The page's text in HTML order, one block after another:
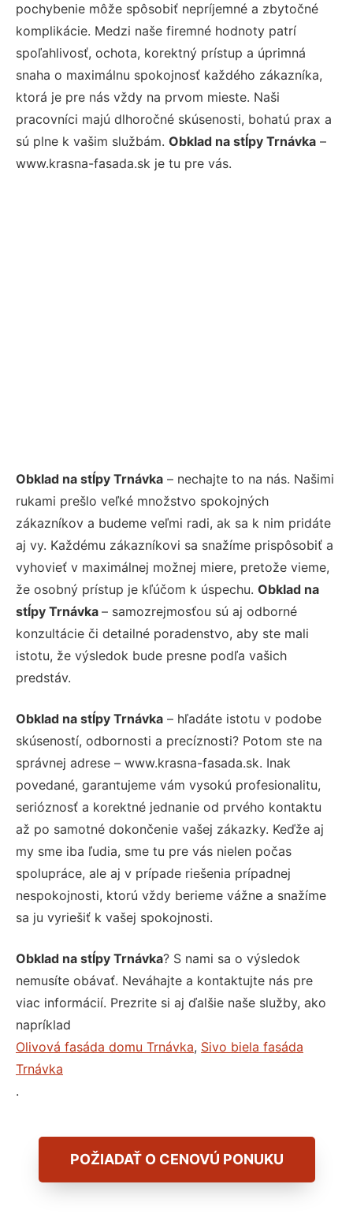
pochybenie môže spôsobiť nepríjemné a zbytočné
komplikácie. Medzi naše firemné hodnoty patrí
spoľahlivosť, ochota, korektný prístup a úprimná
snaha o maximálnu spokojnosť každého zákazníka,
ktorá je pre nás vždy na prvom mieste. Naši
pracovníci majú dlhoročné skúsenosti, bohatú prax a
sú plne k vašim službám. Obklad na stĺpy Trnávka –
www.krasna-fasada.sk je tu pre vás.
Obklad na stĺpy Trnávka – nechajte to na nás. Našimi
rukami prešlo veľké množstvo spokojných
zákazníkov a budeme veľmi radi, ak sa k nim pridáte
aj vy. Každému zákazníkovi sa snažíme prispôsobiť a
vyhovieť v maximálnej možnej miere, pretože vieme,
že osobný prístup je kľúčom k úspechu. Obklad na
stĺpy Trnávka – samozrejmosťou sú aj odborné
konzultácie či detailné poradenstvo, aby ste mali
istotu, že výsledok bude presne podľa vašich
predstáv.
Obklad na stĺpy Trnávka – hľadáte istotu v podobe
skúseností, odbornosti a precíznosti? Potom ste na
správnej adrese – www.krasna-fasada.sk. Inak
povedané, garantujeme vám vysokú profesionalitu,
serióznosť a korektné jednanie od prvého kontaktu
až po samotné dokončenie vašej zákazky. Keďže aj
my sme iba ľudia, sme tu pre vás nielen počas
spolupráce, ale aj v prípade riešenia prípadnej
nespokojnosti, ktorú vždy berieme vážne a snažíme
sa ju vyriešiť k vašej spokojnosti.
Obklad na stĺpy Trnávka? S nami sa o výsledok
nemusíte obávať. Neváhajte a kontaktujte nás pre
viac informácií. Prezrite si aj ďalšie naše služby, ako
napríklad
Olivová fasáda domu Trnávka, Sivo biela fasáda
Trnávka
.
POŽIADAŤ O CENOVÚ PONUKU